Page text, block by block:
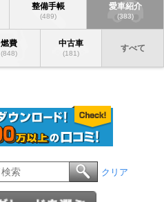
整備手帳
(489)
愛車紹介
(383)
燃費
(848)
中古車
(181)
すべて
クリア